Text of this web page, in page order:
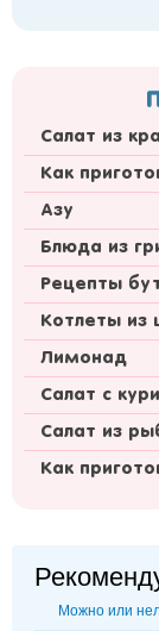
Салат из
Как
Азу
Блюда из
Рецепты
Котлеты из
Лимонад
Салат с
Салат из
Как
Можно или